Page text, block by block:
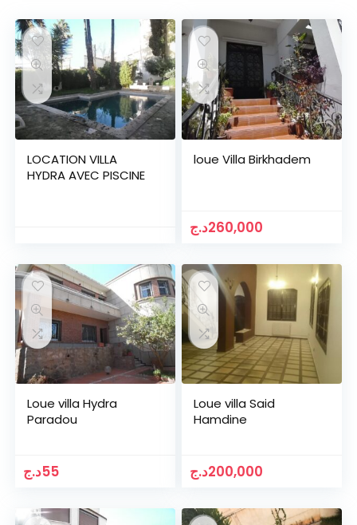
LOCATION VILLA
HYDRA AVEC PISCINE
loue Villa Birkhadem
260,000د.ج
Loue villa Hydra
Paradou
55د.ج
Loue villa Said
Hamdine
200,000د.ج